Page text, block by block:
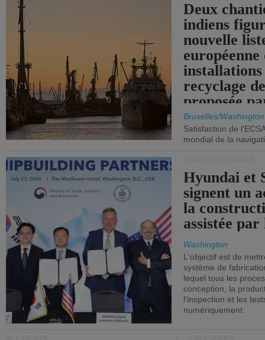
Deux
indiens
nouvelle
européenne
installations
recyclage
proposée
Bruxelles/Washington
Satisfaction de
mondial de la
Hyundai et
signent un
la
assistée
Washington
L'objectif est de
système de
lequel tous les
conception, la
l'inspection et les
numériquement.